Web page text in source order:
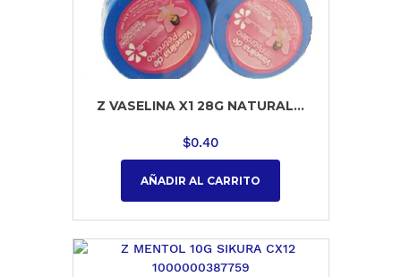
Z VASELINA X1 28G NATURAL...
$0.40
AÑADIR AL CARRITO